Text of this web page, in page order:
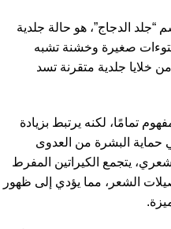
“جلد الدجاج”، هو حالة جلدية
صغيرة وخشنة تشبه
خلايا جلدية متقرنة تسد
تمامًا، لكنه يرتبط بزيادة
حماية البشرة من العدوى
يتجمع الكيراتين المفرط
الشعر، مما يؤدي إلى ظهور